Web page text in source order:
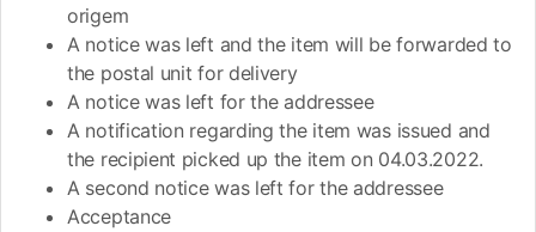
origem
A notice was left and the item will be forwarded to
the postal unit for delivery
A notice was left for the addressee
A notification regarding the item was issued and
the recipient picked up the item on 04.03.2022.
A second notice was left for the addressee
Acceptance